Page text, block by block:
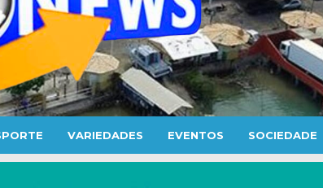
VARIEDADES EVENTOS SOCIEDADE